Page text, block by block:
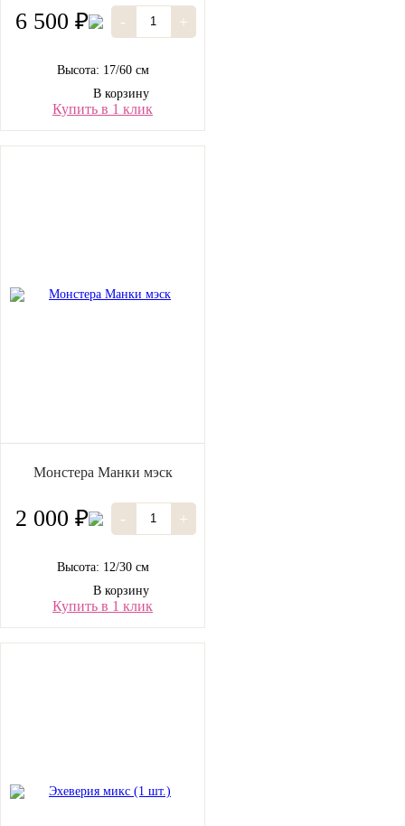
6 500 ₽ - +
Высота: 17/60 см
В корзину
Купить в 1 клик
Монстера Манки мэск
2 000 ₽ - +
Высота: 12/30 см
В корзину
Купить в 1 клик